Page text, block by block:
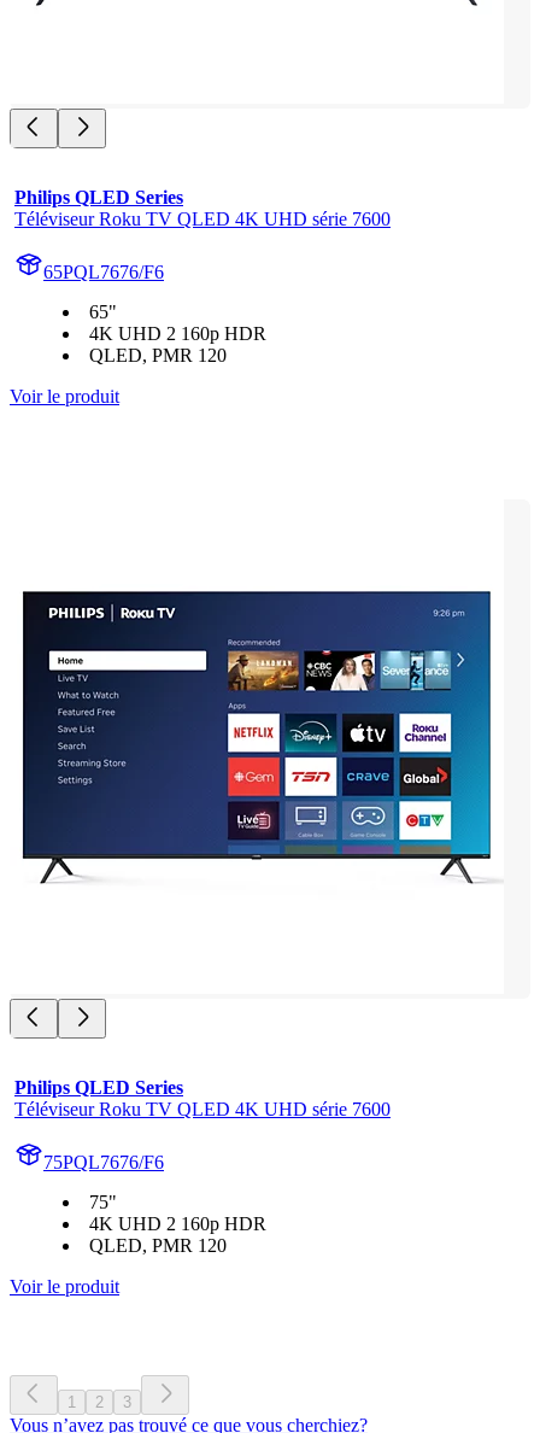
Philips QLED Series
Téléviseur Roku TV QLED 4K UHD série 7600
65PQL7676/F6
65"
4K UHD 2 160p HDR
QLED, PMR 120
Voir le produit
Philips QLED Series
Téléviseur Roku TV QLED 4K UHD série 7600
75PQL7676/F6
75"
4K UHD 2 160p HDR
QLED, PMR 120
Voir le produit
1 2 3
Vous n’avez pas trouvé ce que vous cherchiez?